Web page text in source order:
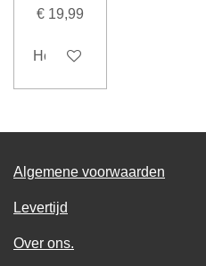
€ 19,99
Houd mij op de hoogte
Algemene voorwaarden
Levertijd
Over ons.